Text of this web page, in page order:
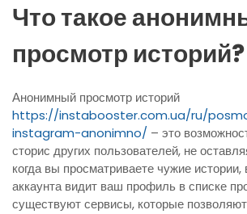
Что такое
просмотр историй?
Анонимный просмотр историй
https://instabooster.com.ua/ru/
instagram-anonimno/ – это
сторис других пользователей, не
когда вы просматриваете чужие
аккаунта видит ваш профиль в списке
существуют сервисы, которые